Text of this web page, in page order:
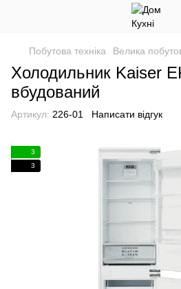
Побутова техніка Велика
Холодильник Kaiser
вбудований
Артикул: 226-01 Написати відгук
3
3